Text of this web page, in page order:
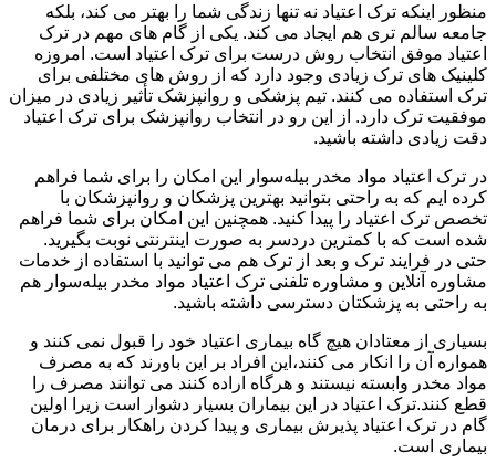
منظور اینکه ترک اعتیاد نه تنها زندگی شما را بهتر می کند، بلکه
جامعه سالم تری هم ایجاد می کند. یکی از گام های مهم در ترک
اعتیاد موفق انتخاب روش درست برای ترک اعتیاد است. امروزه
کلینیک های ترک زیادی وجود دارد که از روش های مختلفی برای
ترک استفاده می کنند. تیم پزشکی و روانپزشک تأثیر زیادی در میزان
موفقیت ترک دارد. از این رو در انتخاب روانپزشک برای ترک اعتیاد
دقت زیادی داشته باشید.
در ترک اعتیاد مواد مخدر بیله‌سوار این امکان را برای شما فراهم
کرده ایم که به راحتی بتوانید بهترین پزشکان و روانپزشکان با
تخصص ترک اعتیاد را پیدا کنید. همچنین این امکان برای شما فراهم
شده است که با کمترین دردسر به صورت اینترنتی نوبت بگیرید.
حتی در فرایند ترک و بعد از ترک هم می توانید با استفاده از خدمات
مشاوره آنلاین و مشاوره تلفنی ترک اعتیاد مواد مخدر بیله‌سوار هم
به راحتی به پزشکتان دسترسی داشته باشید.
بسیاری از معتادان هیچ گاه بیماری اعتیاد خود را قبول نمی کنند و
همواره آن را انکار می کنند،این افراد بر این باورند که به مصرف
مواد مخدر وابسته نیستند و هرگاه اراده کنند می توانند مصرف را
قطع کنند.ترک اعتیاد در این بیماران بسیار دشوار است زیرا اولین
گام در ترک اعتیاد پذیرش بیماری و پیدا کردن راهکار برای درمان
بیماری است.